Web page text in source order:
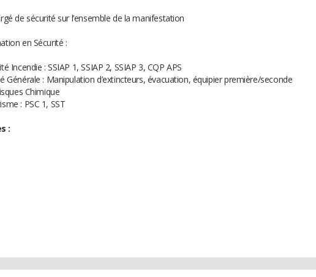
de sécurité sur l’ensemble de la manifestation
en Sécurité :
Incendie : SSIAP 1, SSIAP 2, SSIAP 3, CQP APS
Générale : Manipulation d’extincteurs, évacuation, équipier première/seconde
Chimique
: PSC 1, SST
: